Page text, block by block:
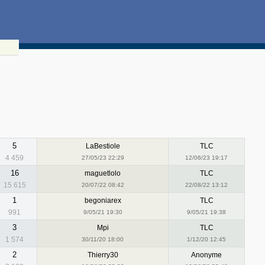
5
4 459
LaBestiole
27/05/23 22:29
TLC
12/06/23 19:17
16
15 615
maguetlolo
20/07/22 08:42
TLC
22/08/22 13:12
1
991
begoniarex
9/05/21 19:30
TLC
9/05/21 19:38
3
1 574
Mpi
30/11/20 18:00
TLC
1/12/20 12:45
2 Thierry30 Anonyme